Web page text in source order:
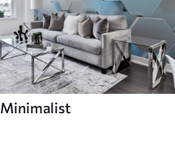
Minimalist